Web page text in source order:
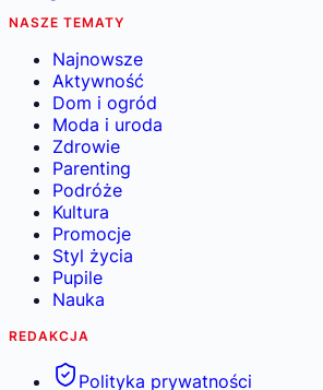
NASZE TEMATY
Najnowsze
Aktywność
Dom i ogród
Moda i uroda
Zdrowie
Parenting
Podróże
Kultura
Promocje
Styl życia
Pupile
Nauka
REDAKCJA
Polityka prywatności